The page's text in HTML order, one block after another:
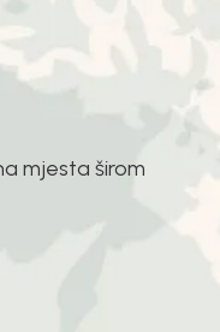
mjesta širom